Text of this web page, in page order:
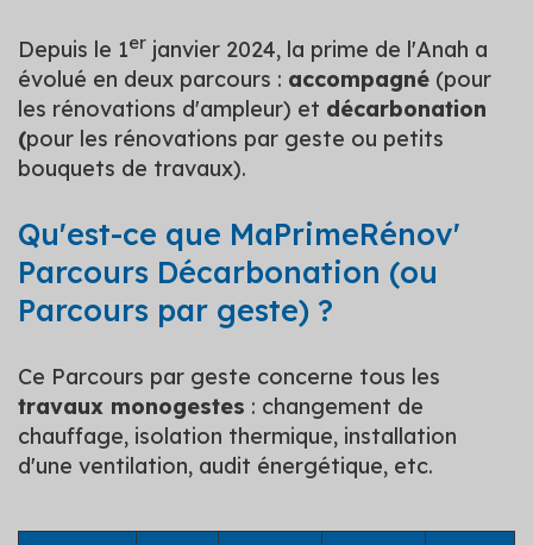
Depuis le 1er janvier 2024, la prime de l'Anah a
évolué en deux parcours : accompagné (pour
les rénovations d'ampleur) et décarbonation
(pour les rénovations par geste ou petits
bouquets de travaux).
Qu'est-ce que MaPrimeRénov'
Parcours Décarbonation (ou
Parcours par geste) ?
Ce Parcours par geste concerne tous les
travaux monogestes : changement de
chauffage, isolation thermique, installation
d'une ventilation, audit énergétique, etc.